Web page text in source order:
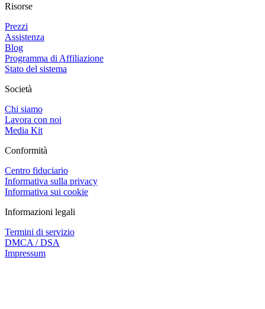
Risorse
Prezzi
Assistenza
Blog
Programma di Affiliazione
Stato del sistema
Società
Chi siamo
Lavora con noi
Media Kit
Conformità
Centro fiduciario
Informativa sulla privacy
Informativa sui cookie
Informazioni legali
Termini di servizio
DMCA / DSA
Impressum